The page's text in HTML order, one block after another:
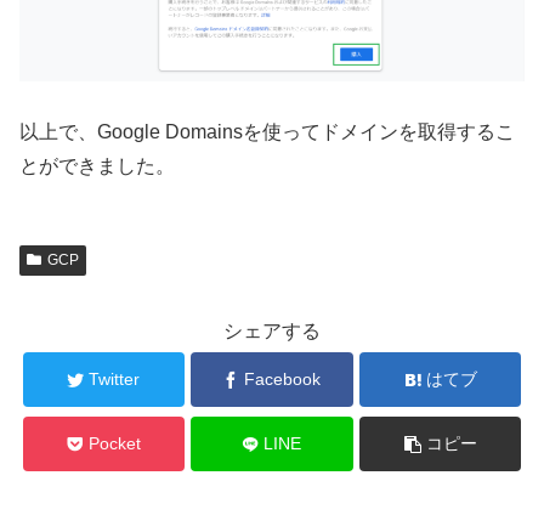
以上で、Google Domainsを使ってドメインを取得するこ
とができました。
GCP
シェアする
Twitter Facebook はてブ
Pocket LINE コピー